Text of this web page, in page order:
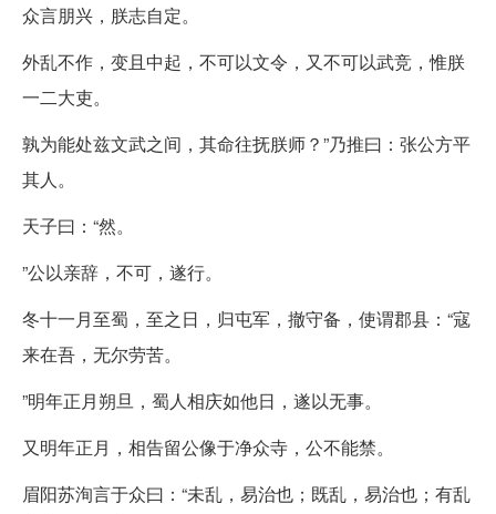
众言朋兴，朕志自定。
外乱不作，变且中起，不可以文令，又不可以武竞，惟朕
一二大吏。
孰为能处兹文武之间，其命往抚朕师？”乃推曰：张公方平
其人。
天子曰：“然。
”公以亲辞，不可，遂行。
冬十一月至蜀，至之日，归屯军，撤守备，使谓郡县：“寇
来在吾，无尔劳苦。
”明年正月朔旦，蜀人相庆如他日，遂以无事。
又明年正月，相告留公像于净众寺，公不能禁。
眉阳苏洵言于众曰：“未乱，易治也；既乱，易治也；有乱